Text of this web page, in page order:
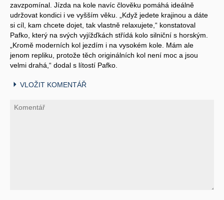
zavzpomínal. Jízda na kole navíc člověku pomáhá ideálně
udržovat kondici i ve vyšším věku. „Když jedete krajinou a dáte
si cíl, kam chcete dojet, tak vlastně relaxujete,“ konstatoval
Pafko, který na svých vyjížďkách střídá kolo silniční s horským.
„Kromě moderních kol jezdím i na vysokém kole. Mám ale
jenom repliku, protože těch originálních kol není moc a jsou
velmi drahá,“ dodal s lítostí Pafko.
VLOŽIT KOMENTÁŘ